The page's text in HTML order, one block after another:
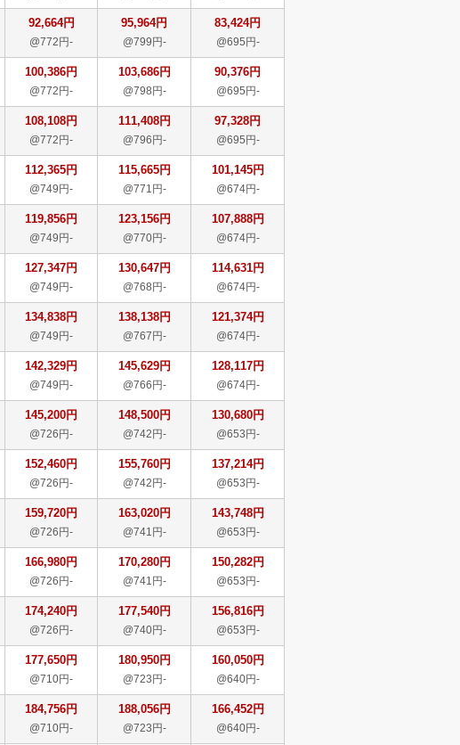
92,664円
@772円-
95,964円
@799円-
83,424円
@695円-
100,386円
@772円-
103,686円
@798円-
90,376円
@695円-
108,108円
@772円-
111,408円
@796円-
97,328円
@695円-
112,365円
@749円-
115,665円
@771円-
101,145円
@674円-
119,856円
@749円-
123,156円
@770円-
107,888円
@674円-
127,347円
@749円-
130,647円
@768円-
114,631円
@674円-
134,838円
@749円-
138,138円
@767円-
121,374円
@674円-
142,329円
@749円-
145,629円
@766円-
128,117円
@674円-
145,200円
@726円-
148,500円
@742円-
130,680円
@653円-
152,460円
@726円-
155,760円
@742円-
137,214円
@653円-
159,720円
@726円-
163,020円
@741円-
143,748円
@653円-
166,980円
@726円-
170,280円
@741円-
150,282円
@653円-
174,240円
@726円-
177,540円
@740円-
156,816円
@653円-
177,650円
@710円-
180,950円
@723円-
160,050円
@640円-
184,756円
@710円-
188,056円
@723円-
166,452円
@640円-